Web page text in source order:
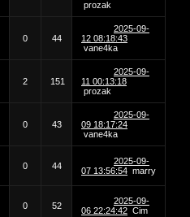
prozak
0 44
2025-09-
12 08:18:43
vane4ka
2 151
2025-09-
11 00:13:18
prozak
0 43
2025-09-
09 18:17:24
vane4ka
0 44
2025-09-
07 13:56:54 marry
0 52
2025-09-
06 22:24:42 Cim